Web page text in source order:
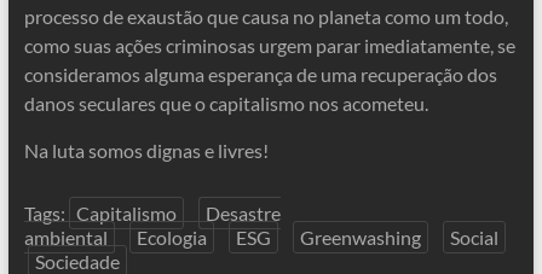
processo de exaustão que causa no planeta como um todo,
como suas ações criminosas urgem parar imediatamente, se
consideramos alguma esperança de uma recuperação dos
danos seculares que o capitalismo nos acometeu.
Na luta somos dignas e livres!
Tags: Capitalismo
Desastre
ambiental
Ecologia ESG Greenwashing
Social
Sociedade